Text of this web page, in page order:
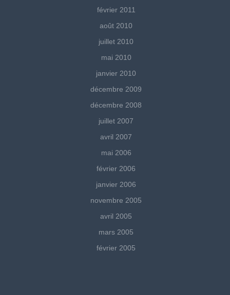
février 2011
août 2010
juillet 2010
mai 2010
janvier 2010
décembre 2009
décembre 2008
juillet 2007
avril 2007
mai 2006
février 2006
janvier 2006
novembre 2005
avril 2005
mars 2005
février 2005